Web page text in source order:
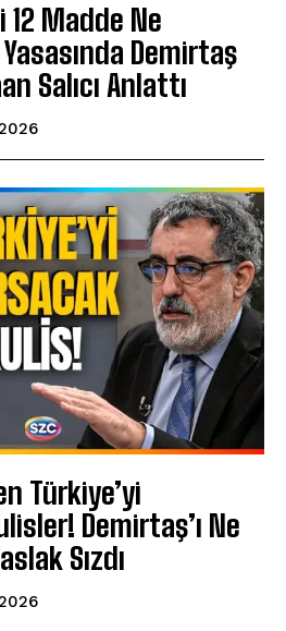
Madde Ne
Demirtaş
Salıcı Anlattı
Türkiye’yi
Demirtaş’ı Ne
Sızdı